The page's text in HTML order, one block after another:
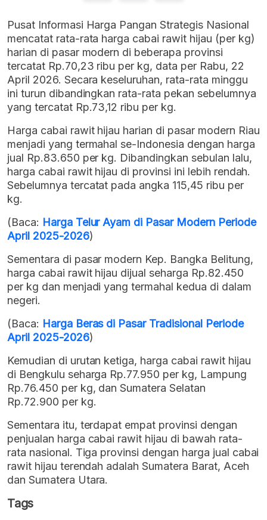
Pusat Informasi Harga Pangan Strategis Nasional
mencatat rata-rata harga cabai rawit hijau (per kg)
harian di pasar modern di beberapa provinsi
tercatat Rp.70,23 ribu per kg, data per Rabu, 22
April 2026. Secara keseluruhan, rata-rata minggu
ini turun dibandingkan rata-rata pekan sebelumnya
yang tercatat Rp.73,12 ribu per kg.
Harga cabai rawit hijau harian di pasar modern Riau
menjadi yang termahal se-Indonesia dengan harga
jual Rp.83.650 per kg. Dibandingkan sebulan lalu,
harga cabai rawit hijau di provinsi ini lebih rendah.
Sebelumnya tercatat pada angka 115,45 ribu per
kg.
(Baca: Harga Telur Ayam di Pasar Modern Periode
April 2025-2026)
Sementara di pasar modern Kep. Bangka Belitung,
harga cabai rawit hijau dijual seharga Rp.82.450
per kg dan menjadi yang termahal kedua di dalam
negeri.
(Baca: Harga Beras di Pasar Tradisional Periode
April 2025-2026)
Kemudian di urutan ketiga, harga cabai rawit hijau
di Bengkulu seharga Rp.77.950 per kg, Lampung
Rp.76.450 per kg, dan Sumatera Selatan
Rp.72.900 per kg.
Sementara itu, terdapat empat provinsi dengan
penjualan harga cabai rawit hijau di bawah rata-
rata nasional. Tiga provinsi dengan harga jual cabai
rawit hijau terendah adalah Sumatera Barat, Aceh
dan Sumatera Utara.
Tags